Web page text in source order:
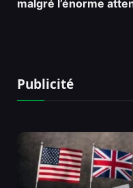
malgré l’énorme
Publicité